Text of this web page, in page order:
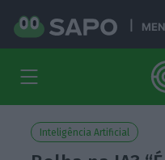
Inteligência Artificial